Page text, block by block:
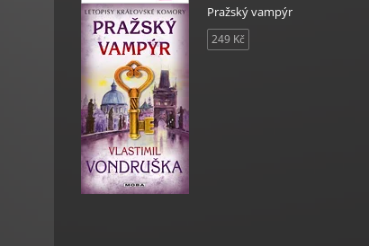
Pražský vampýr
249 Kč